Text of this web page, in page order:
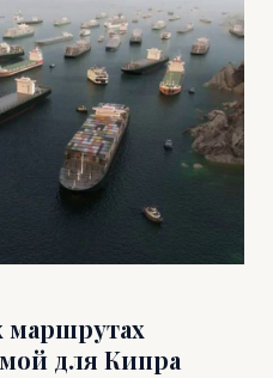
маршрутах
для Кипра